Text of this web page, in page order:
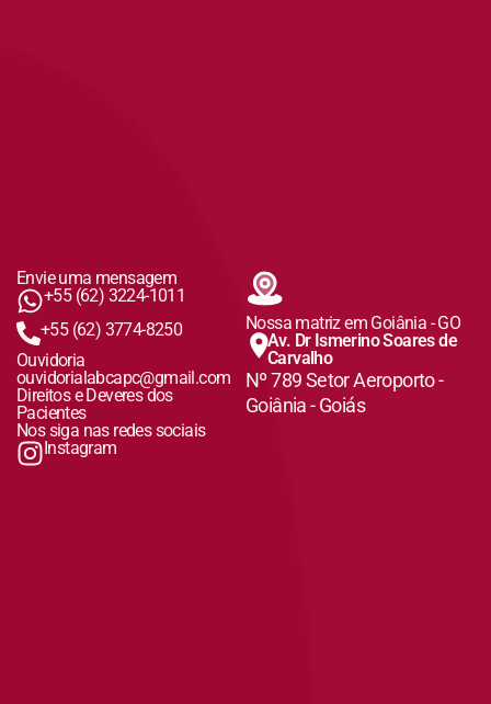
Envie uma mensagem
+55 (62) 3224-1011
+55 (62) 3774-8250
Ouvidoria
ouvidorialabcapc@gmail.com
Direitos e Deveres dos
Pacientes
Nos siga nas redes sociais
Instagram
Nossa matriz em Goiânia - GO
Av. Dr Ismerino Soares de
Carvalho
Nº 789 Setor Aeroporto -
Goiânia - Goiás